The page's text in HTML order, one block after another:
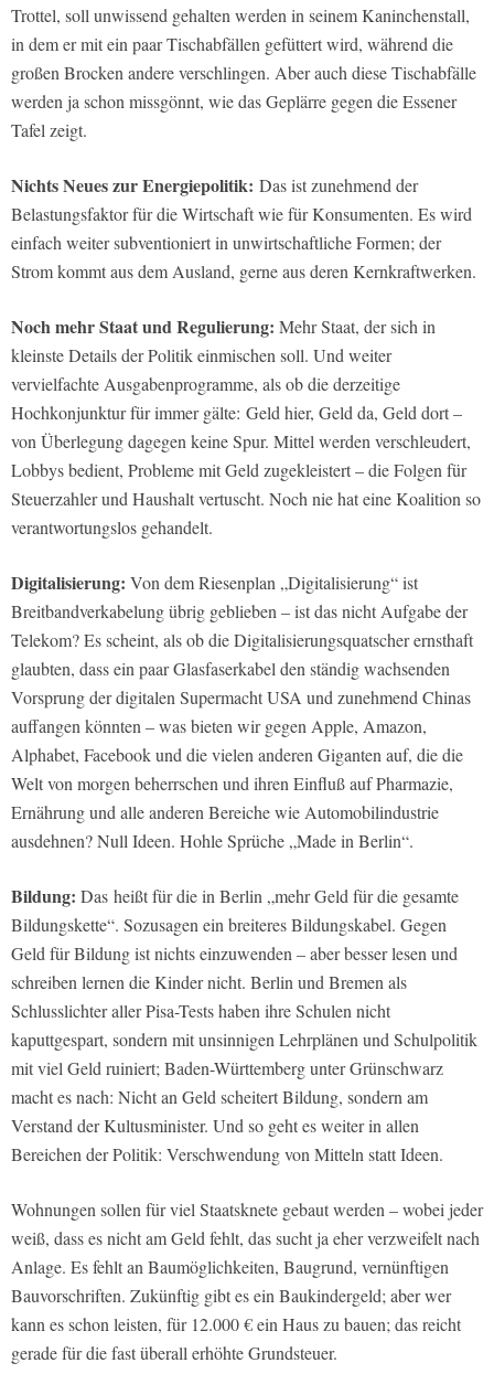
Trottel, soll unwissend gehalten werden in seinem Kaninchenstall,
in dem er mit ein paar Tischabfällen gefüttert wird, während die
großen Brocken andere verschlingen. Aber auch diese Tischabfälle
werden ja schon missgönnt, wie das Geplärre gegen die Essener
Tafel zeigt.
Nichts Neues zur Energiepolitik: Das ist zunehmend der
Belastungsfaktor für die Wirtschaft wie für Konsumenten. Es wird
einfach weiter subventioniert in unwirtschaftliche Formen; der
Strom kommt aus dem Ausland, gerne aus deren Kernkraftwerken.
Noch mehr Staat und Regulierung: Mehr Staat, der sich in
kleinste Details der Politik einmischen soll. Und weiter
vervielfachte Ausgabenprogramme, als ob die derzeitige
Hochkonjunktur für immer gälte: Geld hier, Geld da, Geld dort –
von Überlegung dagegen keine Spur. Mittel werden verschleudert,
Lobbys bedient, Probleme mit Geld zugekleistert – die Folgen für
Steuerzahler und Haushalt vertuscht. Noch nie hat eine Koalition so
verantwortungslos gehandelt.
Digitalisierung: Von dem Riesenplan „Digitalisierung“ ist
Breitbandverkabelung übrig geblieben – ist das nicht Aufgabe der
Telekom? Es scheint, als ob die Digitalisierungsquatscher ernsthaft
glaubten, dass ein paar Glasfaserkabel den ständig wachsenden
Vorsprung der digitalen Supermacht USA und zunehmend Chinas
auffangen könnten – was bieten wir gegen Apple, Amazon,
Alphabet, Facebook und die vielen anderen Giganten auf, die die
Welt von morgen beherrschen und ihren Einfluß auf Pharmazie,
Ernährung und alle anderen Bereiche wie Automobilindustrie
ausdehnen? Null Ideen. Hohle Sprüche „Made in Berlin“.
Bildung: Das heißt für die in Berlin „mehr Geld für die gesamte
Bildungskette“. Sozusagen ein breiteres Bildungskabel. Gegen
Geld für Bildung ist nichts einzuwenden – aber besser lesen und
schreiben lernen die Kinder nicht. Berlin und Bremen als
Schlusslichter aller Pisa-Tests haben ihre Schulen nicht
kaputtgespart, sondern mit unsinnigen Lehrplänen und Schulpolitik
mit viel Geld ruiniert; Baden-Württemberg unter Grünschwarz
macht es nach: Nicht an Geld scheitert Bildung, sondern am
Verstand der Kultusminister. Und so geht es weiter in allen
Bereichen der Politik: Verschwendung von Mitteln statt Ideen.
Wohnungen sollen für viel Staatsknete gebaut werden – wobei jeder
weiß, dass es nicht am Geld fehlt, das sucht ja eher verzweifelt nach
Anlage. Es fehlt an Baumöglichkeiten, Baugrund, vernünftigen
Bauvorschriften. Zukünftig gibt es ein Baukindergeld; aber wer
kann es schon leisten, für 12.000 € ein Haus zu bauen; das reicht
gerade für die fast überall erhöhte Grundsteuer.